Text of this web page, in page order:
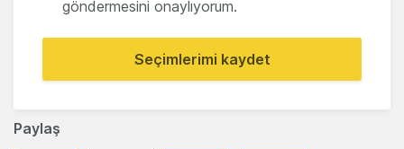
Paylaş
göndermesini onaylıyorum.
Seçimlerimi kaydet